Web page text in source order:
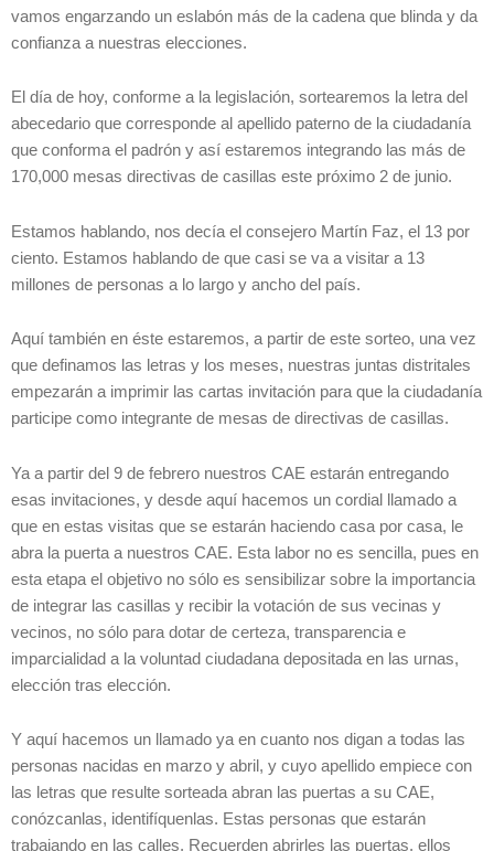
vamos engarzando un eslabón más de la cadena que blinda y da
confianza a nuestras elecciones.
El día de hoy, conforme a la legislación, sortearemos la letra del
abecedario que corresponde al apellido paterno de la ciudadanía
que conforma el padrón y así estaremos integrando las más de
170,000 mesas directivas de casillas este próximo 2 de junio.
Estamos hablando, nos decía el consejero Martín Faz, el 13 por
ciento. Estamos hablando de que casi se va a visitar a 13
millones de personas a lo largo y ancho del país.
Aquí también en éste estaremos, a partir de este sorteo, una vez
que definamos las letras y los meses, nuestras juntas distritales
empezarán a imprimir las cartas invitación para que la ciudadanía
participe como integrante de mesas de directivas de casillas.
Ya a partir del 9 de febrero nuestros CAE estarán entregando
esas invitaciones, y desde aquí hacemos un cordial llamado a
que en estas visitas que se estarán haciendo casa por casa, le
abra la puerta a nuestros CAE. Esta labor no es sencilla, pues en
esta etapa el objetivo no sólo es sensibilizar sobre la importancia
de integrar las casillas y recibir la votación de sus vecinas y
vecinos, no sólo para dotar de certeza, transparencia e
imparcialidad a la voluntad ciudadana depositada en las urnas,
elección tras elección.
Y aquí hacemos un llamado ya en cuanto nos digan a todas las
personas nacidas en marzo y abril, y cuyo apellido empiece con
las letras que resulte sorteada abran las puertas a su CAE,
conózcanlas, identifíquenlas. Estas personas que estarán
trabajando en las calles. Recuerden abrirles las puertas, ellos